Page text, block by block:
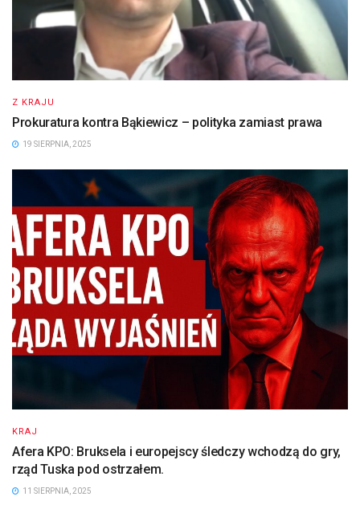
Z KRAJU
Prokuratura kontra Bąkiewicz – polityka zamiast prawa
19 SIERPNIA, 2025
KRAJ
Afera KPO: Bruksela i europejscy śledczy wchodzą do gry,
rząd Tuska pod ostrzałem.
11 SIERPNIA, 2025